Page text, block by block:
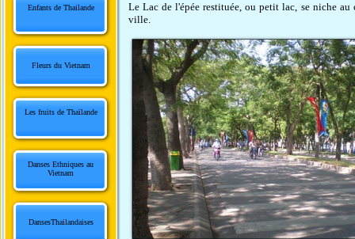
Enfants de Thailande
Fleurs du Vietnam
Les fruits de Thaïlande
Danses Ethniques au
Vietnam
DansesThailandaises
Le Lac de l'épée restituée, ou petit lac, se niche
ville.